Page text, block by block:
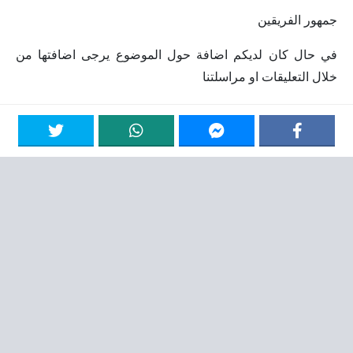
جمهور الفريقين
في حال كان لديكم اضافة حول الموضوع يرجى اضافتها من
خلال التعليقات او مراسلتنا